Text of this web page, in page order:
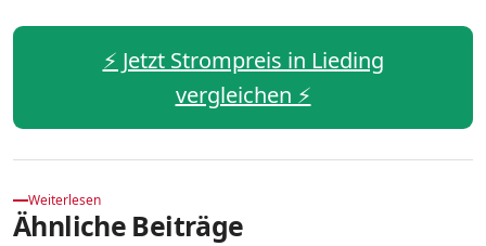
⚡️ Jetzt Strompreis in Lieding
vergleichen ⚡️
Weiterlesen
Ähnliche Beiträge